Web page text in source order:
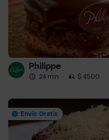
Philippe
24 min · $ 4500
Envío Gratis